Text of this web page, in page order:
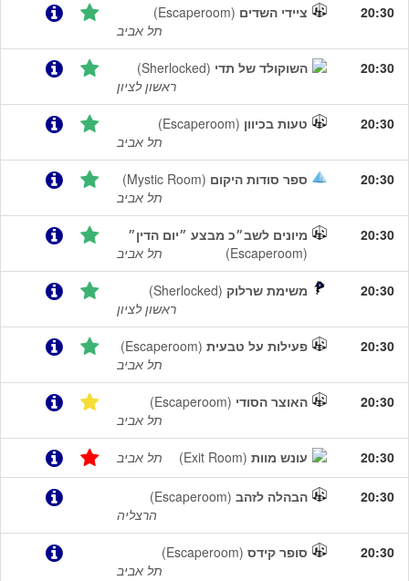
20:30 ציידי השדים (Escaperoom)
תל אביב
20:30 השוקולד של תדי (Sherlocked)
ראשון לציון
20:30 טעות בכיוון (Escaperoom)
תל אביב
20:30 ספר סודות היקום (Mystic Room)
תל אביב
20:30
מיונים לשב״כ מבצע ״יום הדין״
(Escaperoom)
תל אביב
20:30 משימת שרלוק (Sherlocked)
ראשון לציון
20:30 פעילות על טבעית (Escaperoom)
תל אביב
20:30 האוצר הסודי (Escaperoom)
תל אביב
20:30 עונש מוות (Exit Room) תל אביב
20:30 הבהלה לזהב (Escaperoom)
הרצליה
20:30 סופר קידס (Escaperoom)
תל אביב